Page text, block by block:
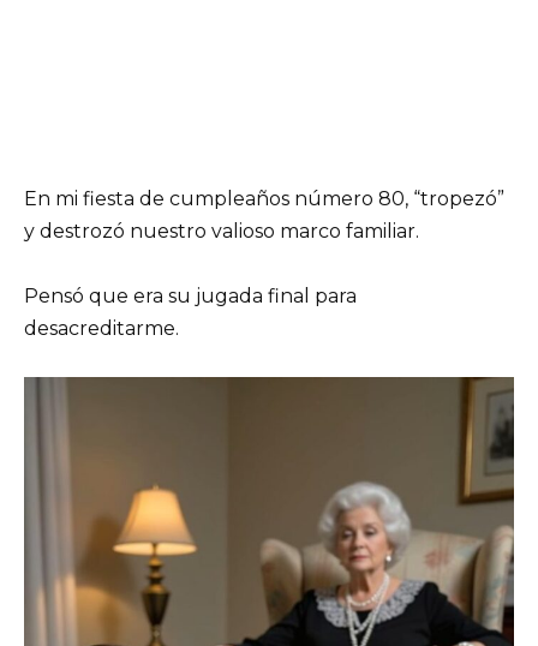
En mi fiesta de cumpleaños número 80, “tropezó”
y destrozó nuestro valioso marco familiar.
Pensó que era su jugada final para
desacreditarme.